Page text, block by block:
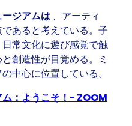
ジアムは 、アーティ
あると考えている。子
常文化に遊び感覚で触
創造性が目覚める。ミ
中心に位置している。
：ようこそ！- ZOOM